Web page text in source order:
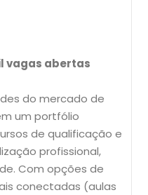
vagas abertas
do mercado de
um portfólio
de qualificação e
profissional,
Com opções de
conectadas (aulas